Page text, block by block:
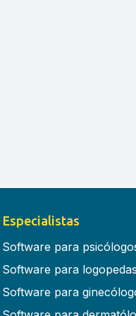
Especialistas
Software para
Software para logopedas
Software para